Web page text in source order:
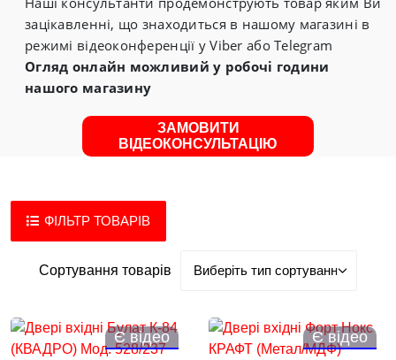
зацікавленні, що знаходиться в нашому магазині в
режимі відеоконференції у Viber або Telegram
Огляд онлайн можливий у робочі години
нашого магазину
ЗАМОВИТИ
ВІДЕОКОНСУЛЬТАЦІЮ
ФІЛЬТР ТОВАРІВ
Сортування товарів
Є відео Є відео